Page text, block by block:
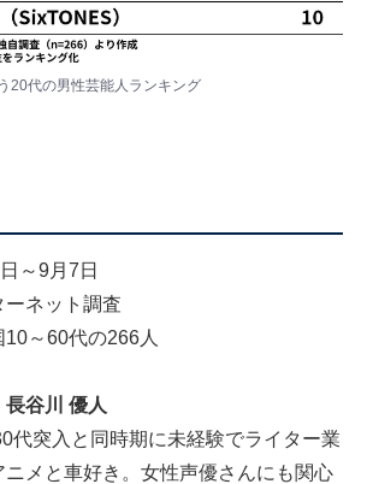
20代の男性芸能人ランキング
～9月7日
ネット調査
～60代の266人
谷川 優人
代突入と同時期に未経験でライター業
ニメと車好き。女性声優さんにも関心